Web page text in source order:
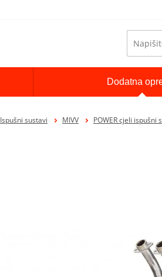
Dodatna
Ispušni sustavi MIVV POWER cjeli ispušni